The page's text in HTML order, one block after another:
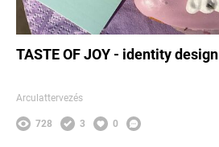
TASTE OF JOY - identity design
Arculattervezés
728 3 0